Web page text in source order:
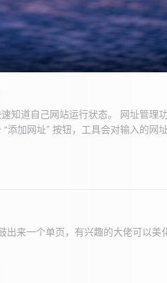
知道自己网站运行状态。 网址管理
加网址” 按钮，工具会对输入的网
侧面板有一个 “筛选网址” 的下拉框
隔时间（单位为秒），默认值为 60
加的网址进行一次检测，之后按照设
机制：在进行网址检测时，如果请求
志记录与显示功能。 日志记录： 每
出来一个单页，有兴趣的大佬可以美